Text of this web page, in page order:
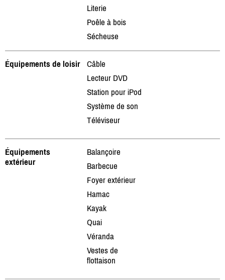
Literie
Poêle à bois
Sécheuse
Équipements de loisir
Câble
Lecteur DVD
Station pour iPod
Système de son
Téléviseur
Équipements
extérieur
Balançoire
Barbecue
Foyer extérieur
Hamac
Kayak
Quai
Véranda
Vestes de
flottaison